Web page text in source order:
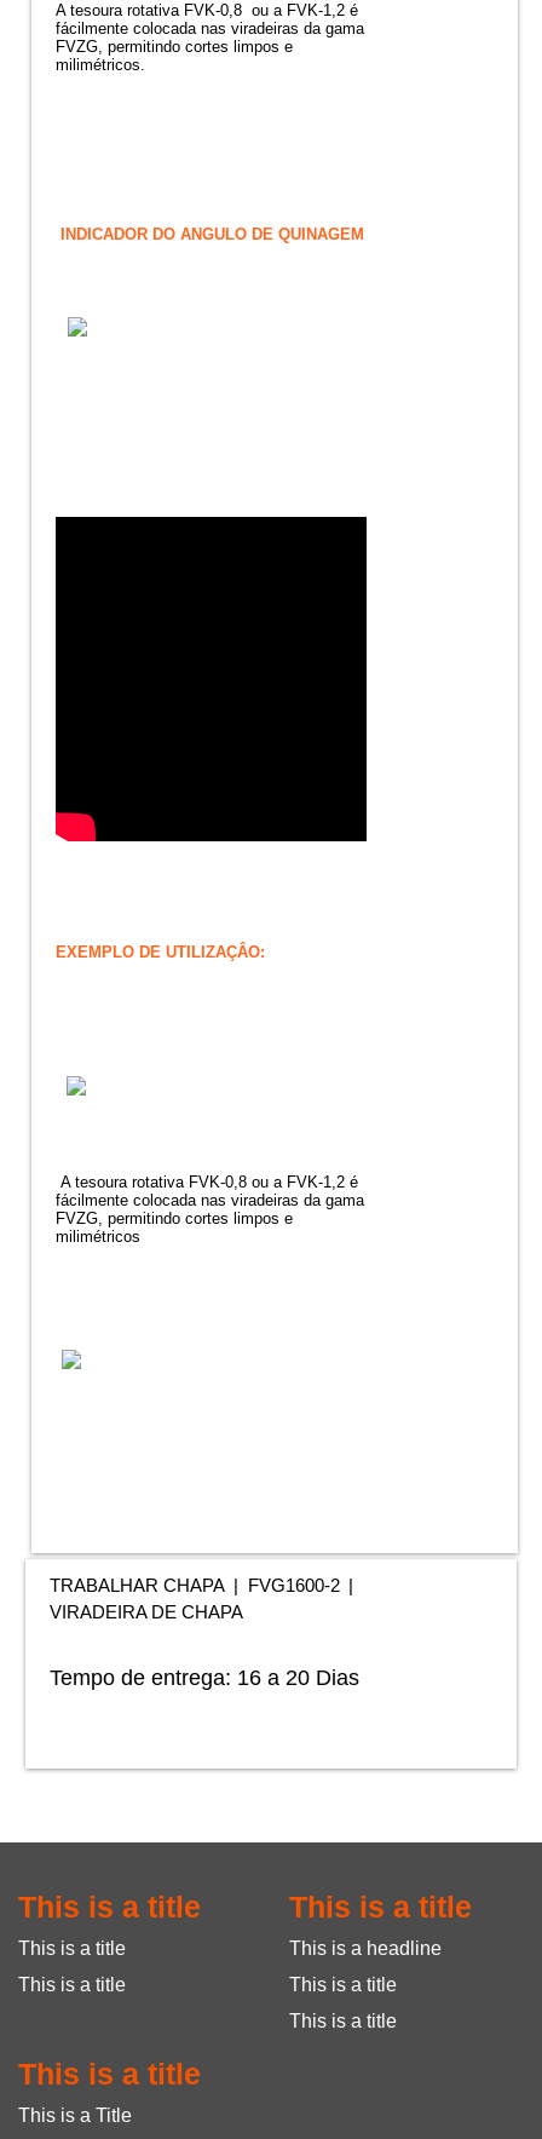
A tesoura rotativa FVK-0,8 ou a FVK-1,2 é
fácilmente colocada nas viradeiras da gama
FVZG, permitindo cortes limpos e
milimétricos.
INDICADOR DO ANGULO DE QUINAGEM
EXEMPLO DE UTILIZAÇÂO:
A tesoura rotativa FVK-0,8 ou a FVK-1,2 é
fácilmente colocada nas viradeiras da gama
FVZG, permitindo cortes limpos e
milimétricos
TRABALHAR CHAPA
FVG1600-2
VIRADEIRA DE CHAPA
Tempo de entrega: 16 a 20 Dias
This is a title
This is a title
This is a title
This is a title
This is a headline
This is a title
This is a title
This is a title
This is a Title